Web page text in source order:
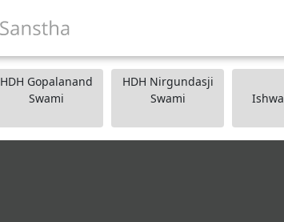
HDH Gopalanand
Swami
HDH Nirgundasji
Swami